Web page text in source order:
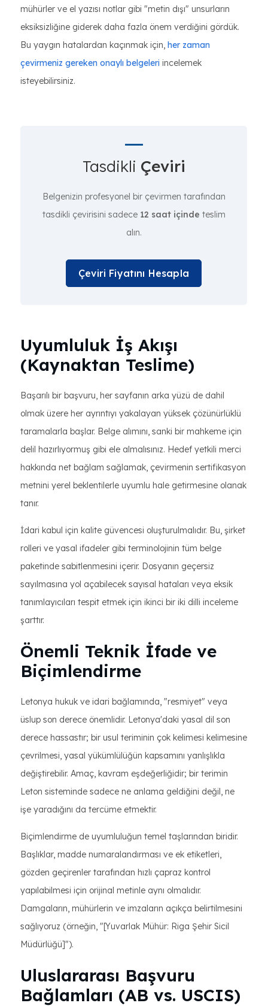
mühürler ve el yazısı notlar gibi "metin dışı" unsurların
eksiksizliğine giderek daha fazla önem verdiğini gördük.
Bu yaygın hatalardan kaçınmak için, her zaman
çevirmeniz gereken onaylı belgeleri incelemek
isteyebilirsiniz.
Tasdikli Çeviri
Belgenizin profesyonel bir çevirmen tarafından
tasdikli çevirisini sadece 12 saat içinde teslim
alın.
Çeviri Fiyatını Hesapla
Uyumluluk İş Akışı
(Kaynaktan Teslime)
Başarılı bir başvuru, her sayfanın arka yüzü de dahil
olmak üzere her ayrıntıyı yakalayan yüksek çözünürlüklü
taramalarla başlar. Belge alımını, sanki bir mahkeme için
delil hazırlıyormuş gibi ele almalısınız. Hedef yetkili merci
hakkında net bağlam sağlamak, çevirmenin sertifikasyon
metnini yerel beklentilerle uyumlu hale getirmesine olanak
tanır.
İdari kabul için kalite güvencesi oluşturulmalıdır. Bu, şirket
rolleri ve yasal ifadeler gibi terminolojinin tüm belge
paketinde sabitlenmesini içerir. Dosyanın geçersiz
sayılmasına yol açabilecek sayısal hataları veya eksik
tanımlayıcıları tespit etmek için ikinci bir iki dilli inceleme
şarttır.
Önemli Teknik İfade ve
Biçimlendirme
Letonya hukuk ve idari bağlamında, "resmiyet" veya
üslup son derece önemlidir. Letonya'daki yasal dil son
derece hassastır; bir usul teriminin çok kelimesi kelimesine
çevrilmesi, yasal yükümlülüğün kapsamını yanlışlıkla
değiştirebilir. Amaç, kavram eşdeğerliğidir; bir terimin
Leton sisteminde sadece ne anlama geldiğini değil, ne
işe yaradığını da tercüme etmektir.
Biçimlendirme de uyumluluğun temel taşlarından biridir.
Başlıklar, madde numaralandırması ve ek etiketleri,
gözden geçirenler tarafından hızlı çapraz kontrol
yapılabilmesi için orijinal metinle aynı olmalıdır.
Damgaların, mühürlerin ve imzaların açıkça belirtilmesini
sağlıyoruz (örneğin, "[Yuvarlak Mühür: Riga Şehir Sicil
Müdürlüğü]").
Uluslararası Başvuru
Bağlamları (AB vs. USCIS)